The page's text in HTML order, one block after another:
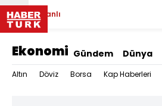
Canlı
Ekonomi Gündem Dünya
Altın Döviz Borsa Kap Haberleri